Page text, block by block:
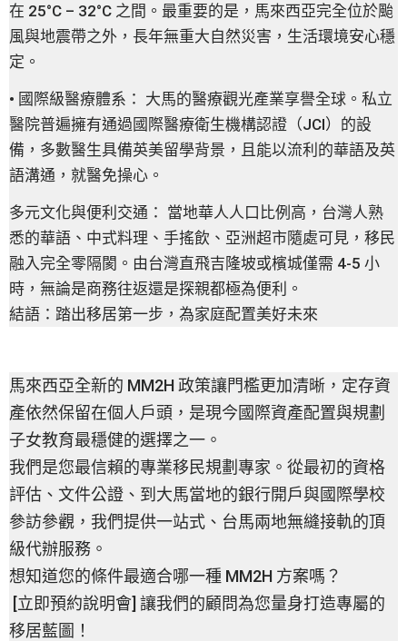
在 25°C – 32°C 之間。最重要的是，馬來西亞完全位於颱
風與地震帶之外，長年無重大自然災害，生活環境安心穩
定。
• 國際級醫療體系： 大馬的醫療觀光產業享譽全球。私立
醫院普遍擁有通過國際醫療衛生機構認證（JCI）的設
備，多數醫生具備英美留學背景，且能以流利的華語及英
語溝通，就醫免操心。
多元文化與便利交通： 當地華人人口比例高，台灣人熟
悉的華語、中式料理、手搖飲、亞洲超市隨處可見，移民
融入完全零隔閡。由台灣直飛吉隆坡或檳城僅需 4-5 小
時，無論是商務往返還是探親都極為便利。
結語：踏出移居第一步，為家庭配置美好未來
馬來西亞全新的 MM2H 政策讓門檻更加清晰，定存資
產依然保留在個人戶頭，是現今國際資產配置與規劃
子女教育最穩健的選擇之一。
我們是您最信賴的專業移民規劃專家。從最初的資格
評估、文件公證、到大馬當地的銀行開戶與國際學校
參訪參觀，我們提供一站式、台馬兩地無縫接軌的頂
級代辦服務。
想知道您的條件最適合哪一種 MM2H 方案嗎？
[立即預約說明會] 讓我們的顧問為您量身打造專屬的
移居藍圖！